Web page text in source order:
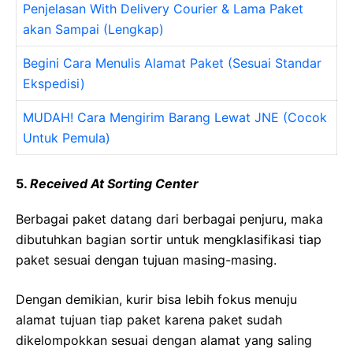
Penjelasan With Delivery Courier & Lama Paket
akan Sampai (Lengkap)
Begini Cara Menulis Alamat Paket (Sesuai Standar
Ekspedisi)
MUDAH! Cara Mengirim Barang Lewat JNE (Cocok
Untuk Pemula)
5. Received At Sorting Center
Berbagai paket datang dari berbagai penjuru, maka
dibutuhkan bagian sortir untuk mengklasifikasi tiap
paket sesuai dengan tujuan masing-masing.
Dengan demikian, kurir bisa lebih fokus menuju
alamat tujuan tiap paket karena paket sudah
dikelompokkan sesuai dengan alamat yang saling